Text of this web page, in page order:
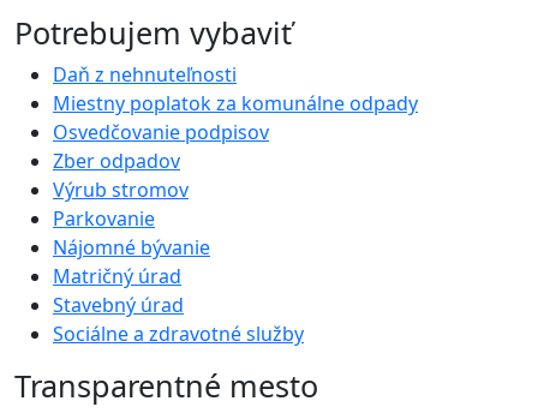
Potrebujem vybaviť
Daň z nehnuteľnosti
Miestny poplatok za komunálne odpady
Osvedčovanie podpisov
Zber odpadov
Výrub stromov
Parkovanie
Nájomné bývanie
Matričný úrad
Stavebný úrad
Sociálne a zdravotné služby
Transparentné mesto